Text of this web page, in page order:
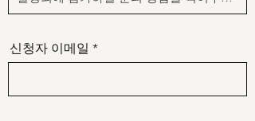
신청자 이메일